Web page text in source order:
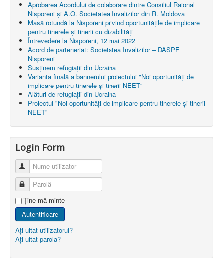
Aprobarea Acordului de colaborare dintre Consiliul Raional
Nisporeni şi A.O. Societatea Invalizilor din R. Moldova
Masă rotundă la Nisporeni privind oportunitățile de implicare
pentru tinerele și tinerii cu dizabilități
Întrevedere la Nisporeni, 12 mai 2022
Acord de parteneriat: Societatea Invalizilor – DASPF
Nisporeni
Susținem refugiații din Ucraina
Varianta finală a bannerului proiectului "Noi oportunități de
implicare pentru tinerele și tinerii NEET"
Alături de refugiații din Ucraina
Proiectul "Noi oportunități de implicare pentru tinerele și tinerii
NEET"
Login Form
Nume utilizator
Parolă
Ţine-mă minte
Autentificare
Aţi uitat utilizatorul?
Aţi uitat parola?